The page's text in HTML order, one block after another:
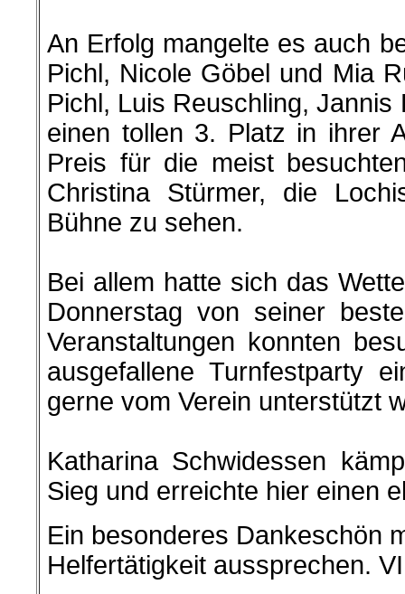
An Erfolg mangelte es auch
Pichl, Nicole Göbel und Mia
Pichl, Luis Reuschling,
einen tollen 3. Platz in ihrer
Preis für die meist
Christina Stürmer, die
Bühne zu sehen.
Bei allem hatte sich das
Donnerstag von seiner
Veranstaltungen konnten
ausgefallene Turnfestparty
gerne vom Verein unterstützt
Katharina Schwidessen
Sieg und erreichte hier einen
Ein besonderes Dankeschön
Helfertätigkeit aussprechen.